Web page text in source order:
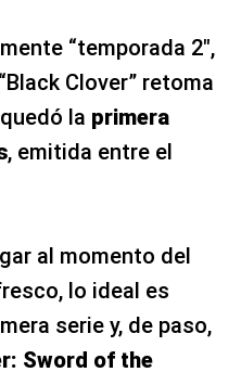
“temporada 2″,
Clover” retoma
la primera
, emitida entre el
al momento del
lo ideal es
serie y, de paso,
Sword of the